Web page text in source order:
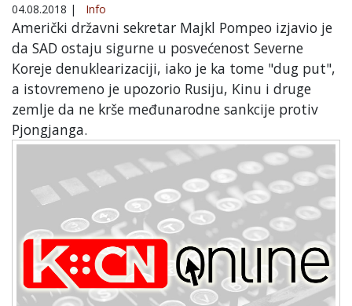
04.08.2018 | Info
Američki državni sekretar Majkl Pompeo izjavio je
da SAD ostaju sigurne u posvećenost Severne
Koreje denuklearizaciji, iako je ka tome "dug put",
a istovremeno je upozorio Rusiju, Kinu i druge
zemlje da ne krše međunarodne sankcije protiv
Pjongjanga.